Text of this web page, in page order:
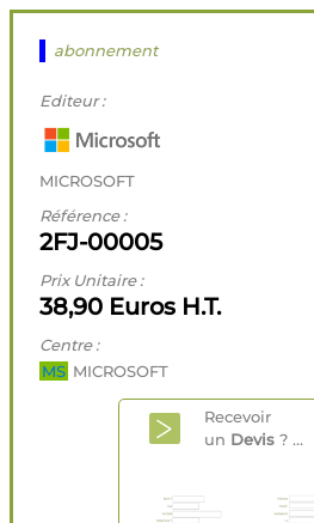
abonnement
Editeur :
MICROSOFT
Référence :
2FJ-00005
Prix Unitaire :
38,90 Euros H.T.
Centre :
MS MICROSOFT
Recevoir
un Devis ? ...